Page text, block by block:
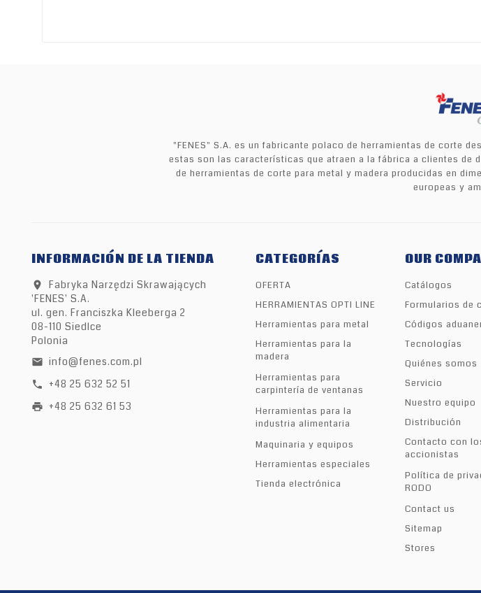
"FENES" S.A. es un fabricante polaco de herramientas de corte
estas son las características que atraen a la fábrica a clientes de
de herramientas de corte para metal y madera producidas en
europeas y
INFORMACIÓN DE LA TIENDA
location_on
Fabryka Narzędzi Skrawających
'FENES' S.A.
ul. gen. Franciszka Kleeberga 2
08-110 Siedlce
Polonia
email info@fenes.com.pl
call +48 25 632 52 51
print +48 25 632 61 53
CATEGORÍAS
OFERTA
HERRAMIENTAS OPTI LINE
Herramientas para metal
Herramientas para la
madera
Herramientas para
carpintería de ventanas
Herramientas para la
industria alimentaria
Maquinaria y equipos
Herramientas especiales
Tienda electrónica
OUR
Catálogos
Formularios de
Códigos
Tecnologías
Quiénes somos
Servicio
Nuestro equipo
Distribución
Contacto con
accionistas
Política de
RODO
Contact us
Sitemap
Stores